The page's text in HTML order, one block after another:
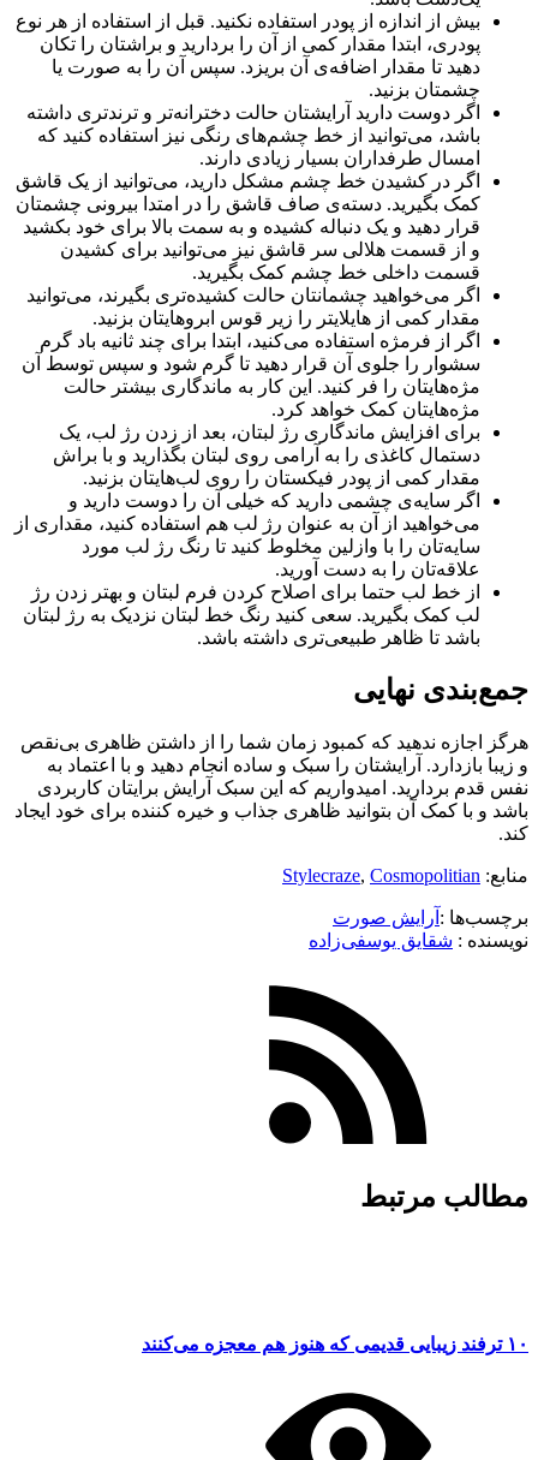
بیش از اندازه از پودر استفاده نکنید. قبل از استفاده از هر نوع
پودری، ابتدا مقدار کمی از آن را بردارید و براشتان را تکان
دهید تا مقدار اضافه‌ی آن بریزد. سپس آن را به صورت یا
چشمتان بزنید.
اگر دوست دارید آرایشتان حالت دخترانه‌تر و ترندتری داشته
باشد، می‌توانید از خط چشم‌های رنگی نیز استفاده کنید که
امسال طرفداران بسیار زیادی دارند.
اگر در کشیدن خط چشم مشکل دارید، می‌توانید از یک قاشق
کمک بگیرید. دسته‌ی صاف قاشق را در امتدا بیرونی چشمتان
قرار دهید و یک دنباله کشیده و به سمت بالا برای خود بکشید
و از قسمت هلالی سر قاشق نیز می‌توانید برای کشیدن
قسمت داخلی خط چشم کمک بگیرید.
اگر می‌خواهید چشمانتان حالت کشیده‌تری بگیرند، می‌توانید
مقدار کمی از هایلایتر را زیر قوس ابروهایتان بزنید.
اگر از فرمژه استفاده می‌کنید، ابتدا برای چند ثانیه باد گرم
سشوار را جلوی آن قرار دهید تا گرم شود و سپس توسط آن
مژه‌هایتان را فر کنید. این کار به ماندگاری بیشتر حالت
مژه‌هایتان کمک خواهد کرد.
برای افزایش ماندگاری رژ لبتان، بعد از زدن رژ لب، یک
دستمال کاغذی را به آرامی روی لبتان بگذارید و با براش
مقدار کمی از پودر فیکستان را روی لب‌هایتان بزنید.
اگر سایه‌ی چشمی دارید که خیلی آن را دوست دارید و
می‌خواهید از آن به عنوان رژ لب هم استفاده کنید، مقداری از
سایه‌تان را با وازلین مخلوط کنید تا رنگ رژ لب مورد
علاقه‌تان را به دست آورید.
از خط لب حتما برای اصلاح کردن فرم لبتان و بهتر زدن رژ
لب کمک بگیرید. سعی کنید رنگ خط لبتان نزدیک به رژ لبتان
باشد تا ظاهر طبیعی‌تری داشته باشد.
جمع‌بندی نهایی
هرگز اجازه ندهید که کمبود زمان شما را از داشتن ظاهری بی‌نقص
و زیبا بازدارد. آرایشتان را سبک و ساده انجام دهید و با اعتماد به
نفس قدم بردارید. امیدواریم که این سبک آرایش برایتان کاربردی
باشد و با کمک آن بتوانید ظاهری جذاب و خیره کننده برای خود ایجاد
کند.
منابع: Stylecraze, Cosmopolitian
برچسب‌ها : آرایش صورت
نویسنده :‌ شقایق یوسفی‌زاده
مطالب مرتبط
۱۰ ترفند زیبایی قدیمی که هنوز هم معجزه می‌کنند